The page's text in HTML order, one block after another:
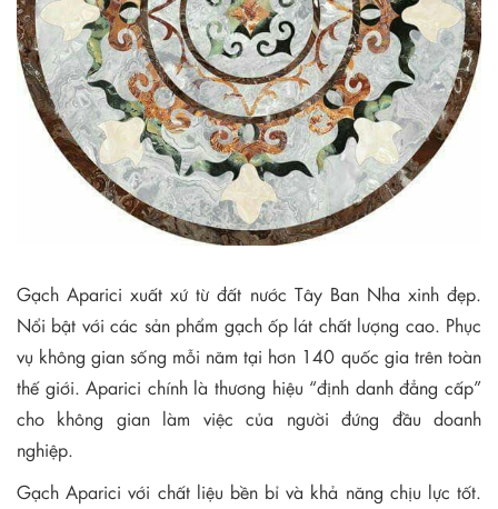
Gạch Aparici xuất xứ từ đất nước Tây Ban Nha xinh đẹp.
Nổi bật với các sản phẩm gạch ốp lát chất lượng cao. Phục
vụ không gian sống mỗi năm tại hơn 140 quốc gia trên toàn
thế giới. Aparici chính là thương hiệu “định danh đẳng cấp”
cho không gian làm việc của người đứng đầu doanh
nghiệp.
Gạch Aparici với chất liệu bền bỉ và khả năng chịu lực tốt.